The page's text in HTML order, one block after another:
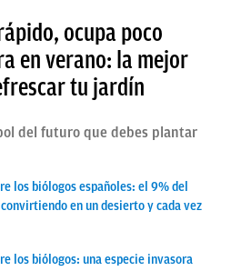
ocupa poco
en verano: la mejor
tu jardín
del futuro que debes plantar
los biólogos españoles: el 9% del
en un desierto y cada vez
los biólogos: una especie invasora